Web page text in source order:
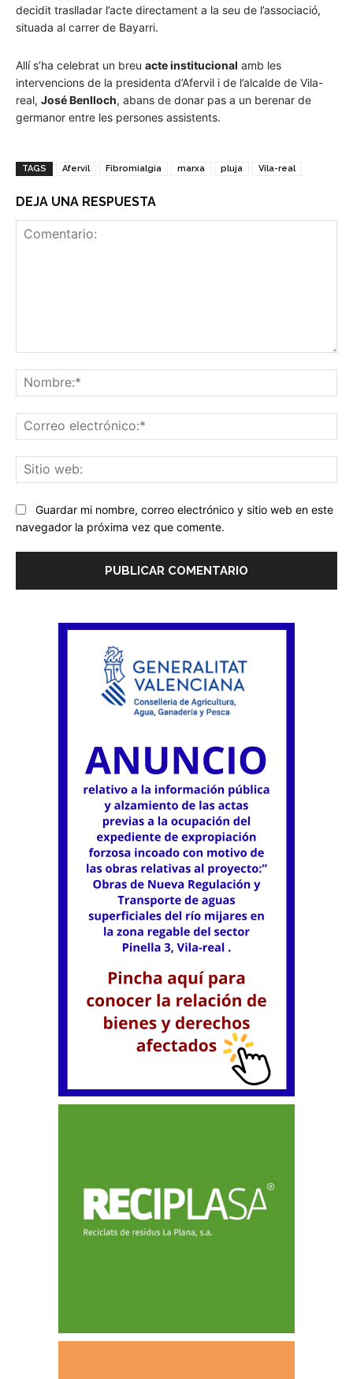
decidit traslladar l’acte directament a la seu de l’associació,
situada al carrer de Bayarri.
Allí s’ha celebrat un breu acte institucional amb les
intervencions de la presidenta d’Afervil i de l’alcalde de Vila-
real, José Benlloch, abans de donar pas a un berenar de
germanor entre les persones assistents.
TAGS Afervil Fibromialgia marxa pluja Vila-real
DEJA UNA RESPUESTA
Guardar mi nombre, correo electrónico y sitio web en este
navegador la próxima vez que comente.